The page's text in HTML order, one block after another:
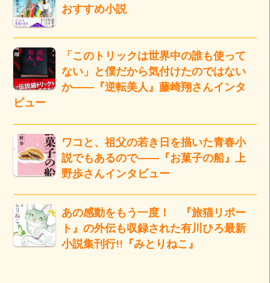
おすすめ小説
「このトリックは世界中の誰も使って
ない」と僕だから気付けたのではない
か――『逆転美人』藤崎翔さんインタ
ビュー
ワコと、祖父の若き日を描いた青春小
説でもあるので――『お菓子の船』上
野歩さんインタビュー
あの感動をもう一度！ 『旅猫リポー
ト』の外伝も収録された有川ひろ最新
小説集刊行!!『みとりねこ』